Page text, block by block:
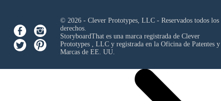
© 2026 - Clever Prototypes, LLC - Reservados todos los
derechos.
StoryboardThat es una marca registrada de Clever
Prototypes , LLCy registrada en la Oficina de Patentes y
Marcas de EE. UU.